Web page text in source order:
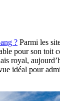
? Parmi les
pour son toit
royal,
idéal pour